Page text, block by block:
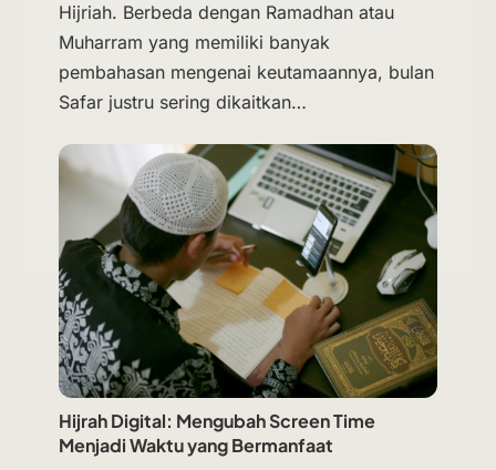
Hijriah. Berbeda dengan Ramadhan atau
Muharram yang memiliki banyak
pembahasan mengenai keutamaannya, bulan
Safar justru sering dikaitkan…
Hijrah Digital: Mengubah Screen Time
Menjadi Waktu yang Bermanfaat